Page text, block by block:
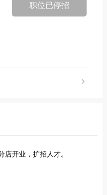
职位已停招
开业，扩招人才。